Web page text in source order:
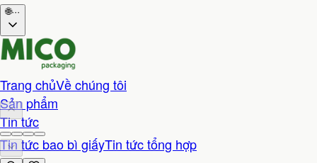
🌐···
Trang chủVề chúng tôi
Sản phẩm
Tin tức
Tin tức bao bì giấyTin tức tổng hợp